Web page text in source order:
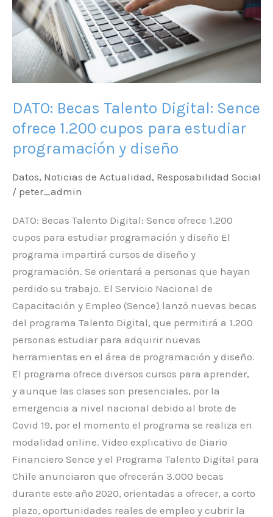
DATO: Becas Talento Digital: Sence
ofrece 1.200 cupos para estudiar
programación y diseño
Datos, Noticias de Actualidad, Resposabilidad Social
/ peter_admin
DATO: Becas Talento Digital: Sence ofrece 1.200
cupos para estudiar programación y diseño El
programa impartirá cursos de diseño y
programación. Se orientará a personas que hayan
perdido su trabajo. El Servicio Nacional de
Capacitación y Empleo (Sence) lanzó nuevas becas
del programa Talento Digital, que permitirá a 1.200
personas estudiar para adquirir nuevas
herramientas en el área de programación y diseño.
El programa ofrece diversos cursos para aprender,
y aunque las clases son presenciales, por la
emergencia a nivel nacional debido al brote de
Covid 19, por el momento el programa se realiza en
modalidad online. Video explicativo de Diario
Financiero Sence y el Programa Talento Digital para
Chile anunciaron que ofrecerán 3.000 becas
durante este año 2020, orientadas a ofrecer, a corto
plazo, oportunidades reales de empleo y cubrir la
ofrece
1.200
cupos
para
estudiar
y
diseño